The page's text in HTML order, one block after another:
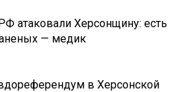
атаковали Херсонщину: есть
— медик
в Херсонской